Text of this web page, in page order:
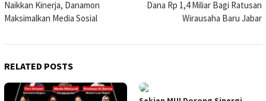
navigation
Naikkan Kinerja, Danamon
Maksimalkan Media Sosial
Dana Rp 1,4 Miliar Bagi Ratusan
Wirausaha Baru Jabar
RELATED POSTS